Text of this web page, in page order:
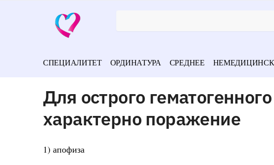
СПЕЦИАЛИТЕТ ОРДИНАТУРА СРЕДНЕЕ
Для острого
характерно поражение
1) апофиза